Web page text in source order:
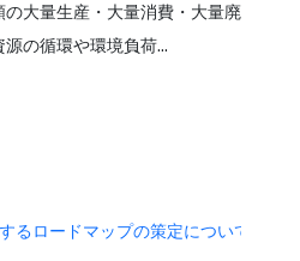
大量生産・大量消費・大量廃
の循環や環境負荷...